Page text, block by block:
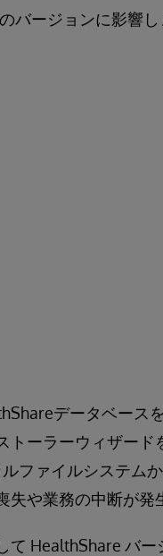
バージョンに影響し
データベース
トーラーウィザー
ファイルシステム
や業務の中断が発
て HealthShare バ